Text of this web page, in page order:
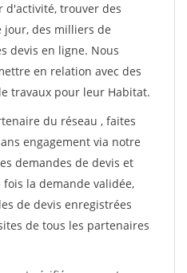
d'activité, trouver des
jour, des milliers de
devis en ligne. Nous
en relation avec des
travaux pour leur Habitat.
du réseau , faites
engagement via notre
demandes de devis et
la demande validée,
de devis enregistrées
de tous les partenaires